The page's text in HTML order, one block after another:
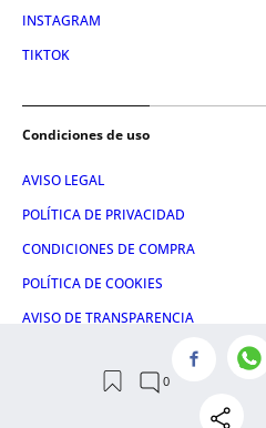
INSTAGRAM
TIKTOK
Condiciones de uso
AVISO LEGAL
POLÍTICA DE PRIVACIDAD
CONDICIONES DE COMPRA
POLÍTICA DE COOKIES
AVISO DE TRANSPARENCIA